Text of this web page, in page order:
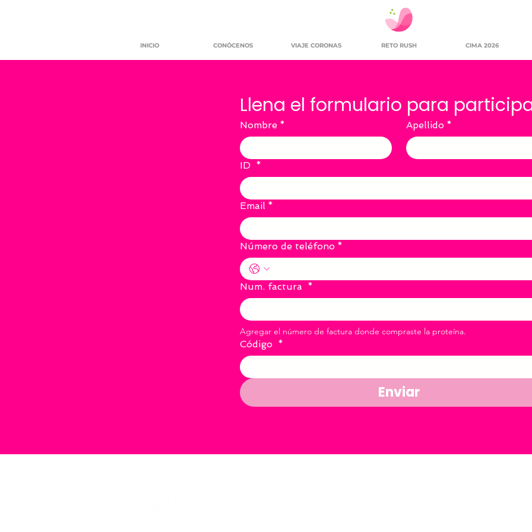
INICIO CONÓCENOS VIAJE CORONAS RETO RUSH CIMA 2026
Llena el formulario para
Nombre * Apellido *
ID *
Email *
Número de teléfono *
Num. factura *
Código *
Enviar